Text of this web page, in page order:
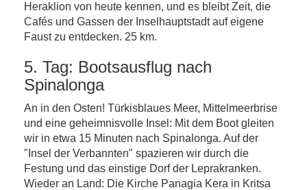
Heraklion von heute kennen, und es bleibt Zeit, die
Cafés und Gassen der Inselhauptstadt auf eigene
Faust zu entdecken. 25 km.
5. Tag: Bootsausflug nach
Spinalonga
An in den Osten! Türkisblaues Meer, Mittelmeerbrise
und eine geheimnisvolle Insel: Mit dem Boot gleiten
wir in etwa 15 Minuten nach Spinalonga. Auf der
"Insel der Verbannten" spazieren wir durch die
Festung und das einstige Dorf der Leprakranken.
Wieder an Land: Die Kirche Panagia Kera in Kritsa